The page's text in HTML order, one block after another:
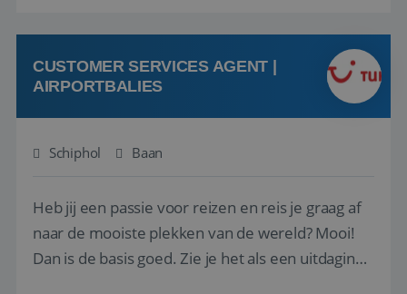
op zoek naar een enthousiaste, leergie...
CUSTOMER SERVICES AGENT |
AIRPORTBALIES
Schiphol Baan
Heb jij een passie voor reizen en reis je graag af
naar de mooiste plekken van de wereld? Mooi!
Dan is de basis goed. Zie je het als een uitdaging